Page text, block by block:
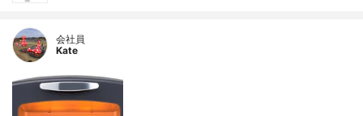
会社員
Kate